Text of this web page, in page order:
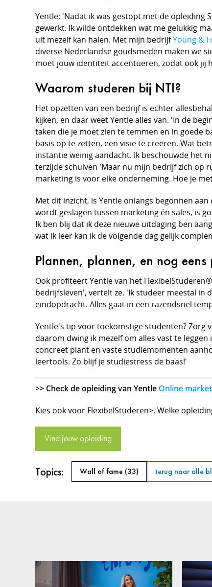
Yentle: 'Nadat ik was gestopt met de opleiding
gewerkt. Ik wilde ontdekken wat me gelukkig
uit mezelf kan halen. Met mijn bedrijfYoung &
diverse Nederlandse goudsmeden maken we
moet jouw identiteit accentueren, zodat ook jij
Waarom studeren bij NTI?
Het opzetten van een bedrijf is echter
kijken, en daar weet Yentle alles van. 'In de
taken die je moet zien te temmen en in goede
basis op te zetten, een visie te creëren. Wat
instantie weinig aandacht. Ik beschouwde het
terzijde schuiven 'Maar nu mijn bedrijf zich op
marketing is voor elke onderneming. Hoe je
Met dit inzicht, is Yentle onlangs begonnen
wordt geslagen tussen marketing én sales, is
Ik ben blij dat ik deze nieuwe uitdaging ben
wat ik leer kan ik de volgende dag gelijk
Plannen, plannen, en nog eens
Ook profiteert Yentle van het
bedrijfsleven', vertelt ze. 'Ik studeer meestal in
eindopdracht. Alles gaat in een razendsnel
Yentle's tip voor toekomstige studenten? Zorg
daarom dwing ik mezelf om alles vast te
concreet plant en vaste studiemomenten
leertools. Zo blijf je studiestress de baas!'
>> Check de opleiding van Yentle Online
Kies ook voor FlexibelStuderen>. Welke
Vind jouw opleiding
Topics: Wall of fame (33) terug naar alle